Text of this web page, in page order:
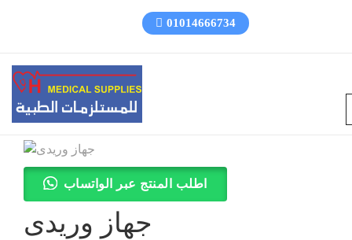
01014666734
اطلب المنتج عبر الواتساب
جهاز وريدى